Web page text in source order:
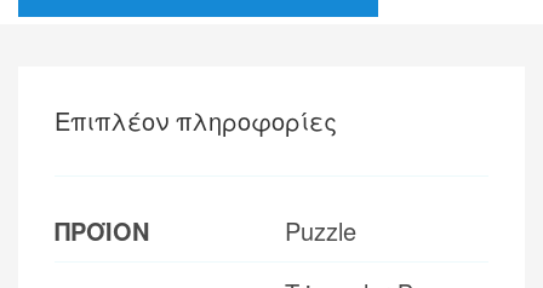
Επιπλέον πληροφορίες
ΠΡΟΪΟΝ Puzzle